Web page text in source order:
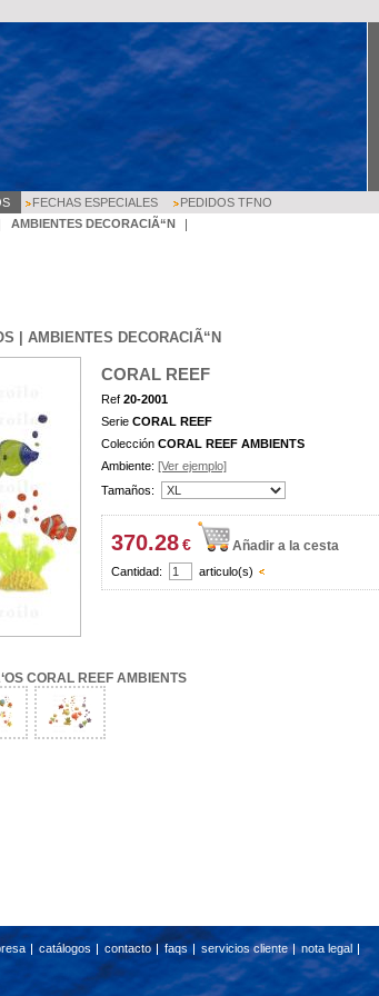
FECHAS ESPECIALES
PEDIDOS TFNO
AMBIENTES DECORACIÃ“N
| AMBIENTES DECORACIÃ“N
CORAL REEF
Ref 20-2001
Serie CORAL REEF
Colección CORAL REEF AMBIENTS
Ambiente: [Ver ejemplo]
Tamaños:
370.28€ Añadir a la cesta
Cantidad: articulo(s)
CORAL REEF AMBIENTS
catálogos contacto faqs servicios cliente nota legal